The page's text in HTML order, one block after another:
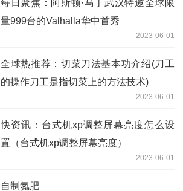
每日聚焦：阿斯顿·马丁武汉特邀全球限
量999台的Valhalla华中首秀
2023-06-01
全球热推荐：切菜刀法基本功介绍(刀工
的操作刀工是指切菜上的方法技术)
2023-06-01
快资讯：台式机xp调整屏幕亮度怎么设
置（台式机xp调整屏幕亮度）
2023-06-01
自制氮肥